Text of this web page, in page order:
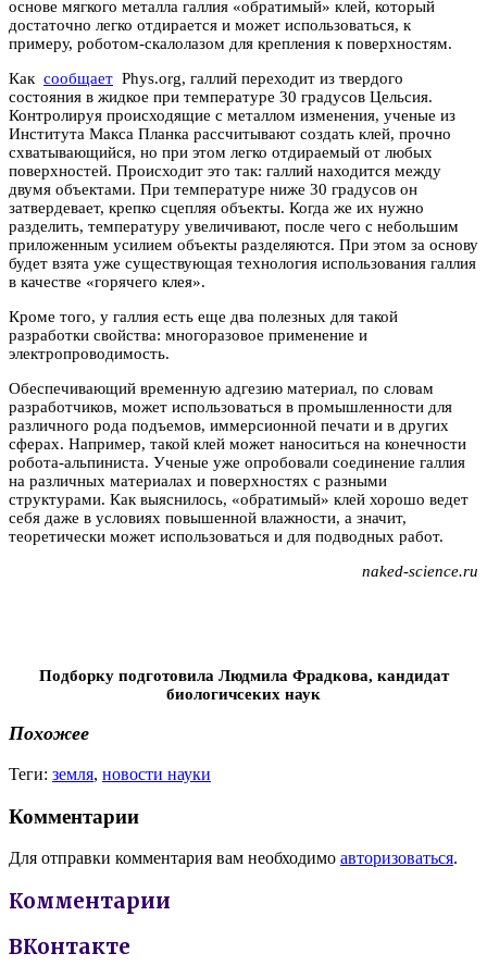
основе мягкого металла галлия «обратимый» клей, который
достаточно легко отдирается и может использоваться, к
примеру, роботом-скалолазом для крепления к поверхностям.
Как сообщает Phys.org, галлий переходит из твердого
состояния в жидкое при температуре 30 градусов Цельсия.
Контролируя происходящие с металлом изменения, ученые из
Института Макса Планка рассчитывают создать клей, прочно
схватывающийся, но при этом легко отдираемый от любых
поверхностей. Происходит это так: галлий находится между
двумя объектами. При температуре ниже 30 градусов он
затвердевает, крепко сцепляя объекты. Когда же их нужно
разделить, температуру увеличивают, после чего с небольшим
приложенным усилием объекты разделяются. При этом за основу
будет взята уже существующая технология использования галлия
в качестве «горячего клея».
Кроме того, у галлия есть еще два полезных для такой
разработки свойства: многоразовое применение и
электропроводимость.
Обеспечивающий временную адгезию материал, по словам
разработчиков, может использоваться в промышленности для
различного рода подъемов, иммерсионной печати и в других
сферах. Например, такой клей может наноситься на конечности
робота-альпиниста. Ученые уже опробовали соединение галлия
на различных материалах и поверхностях с разными
структурами. Как выяснилось, «обратимый» клей хорошо ведет
себя даже в условиях повышенной влажности, а значит,
теоретически может использоваться и для подводных работ.
naked-science.ru
Подборку подготовила Людмила Фрадкова, кандидат
биологичсеких наук
Похожее
Теги: земля, новости науки
Комментарии
Для отправки комментария вам необходимо авторизоваться.
Комментарии
ВКонтакте